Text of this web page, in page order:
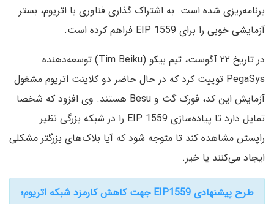
برنامه‌ریزی شده است. به اشتراک گذاری فناوری با اتریوم، بستر
آزمایشی خوبی را برای EIP 1559 فراهم کرده است.
در تاریخ ۲۲ آگوست، تیم بیکو (Tim Beiku) توسعه‌دهنده
PegaSys توییت کرد که در حال حاضر دو کلاینت اتریوم مشغول
آزمایش این کد، فورک گث و Besu هستند. وی افزود که شخصا
تمایل دارد تا پیاده‌سازی EIP 1559 را در شبکه‌ بزرگی نظیر
راپستن مشاهده کند تا متوجه شود که آیا بلاک‌های بزرگتر مشکلی
ایجاد می‌کنند یا خیر.
طرح پیشنهادی EIP1559 جهت کاهش کارمزد شبکه اتریوم؛